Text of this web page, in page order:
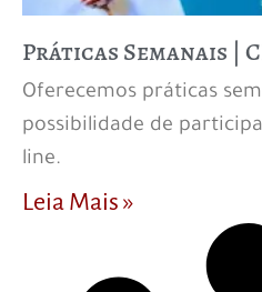
Práticas Semanais |
Oferecemos práticas
possibilidade de
line.
Leia Mais »